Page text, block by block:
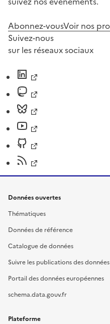
Abonnez-vousVoir nos
Suivez-nous
sur les réseaux sociaux
Données ouvertes
Thématiques
Données de référence
Catalogue de données
Suivre les publications des données
Portail des données européennes
schema.data.gouv.fr
Plateforme